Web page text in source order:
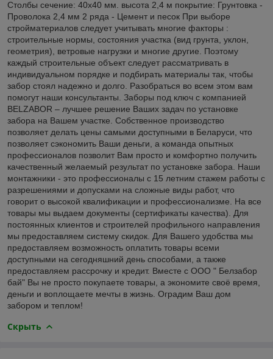
Столбы сечение: 40х40 мм. высота 2,4 м покрытие: Грунтовка -
Проволока 2,4 мм 2 ряда - Цемент и песок При выборе
стройматериалов следует учитывать многие факторы :
строительные нормы, состояния участка (вид грунта, уклон,
геометрия), ветровые нагрузки и многие другие. Поэтому
каждый строительные объект следует рассматривать в
индивидуальном порядке и подбирать материалы так, чтобы
забор стоял надежно и долго. Разобраться во всем этом вам
помогут наши консультанты. Заборы под ключ с компанией
BELZABOR – лучшее решение Ваших задач по установке
забора на Вашем участке. Собственное производство
позволяет делать цены самыми доступными в Беларуси, что
позволяет сэкономить Ваши деньги, а команда опытных
профессионалов позволит Вам просто и комфортно получить
качественный желаемый результат по установке забора. Наши
монтажники - это профессионалы с 15 летним стажем работы с
разрешениями и допусками на сложные виды работ, что
говорит о высокой квалификации и профессионализме. На все
товары мы выдаем документы (сертификаты качества). Для
постоянных клиентов и строителей профильного направления
мы предоставляем систему скидок. Для Вашего удобства мы
предоставляем возможность оплатить товары всеми
доступными на сегодняшний день способами, а также
предоставляем рассрочку и кредит. Вместе с ООО " Белзабор
бай" Вы не просто покупаете товары, а экономите своё время,
деньги и воплощаете мечты в жизнь. Оградим Ваш дом
забором и теплом!
Скрыть